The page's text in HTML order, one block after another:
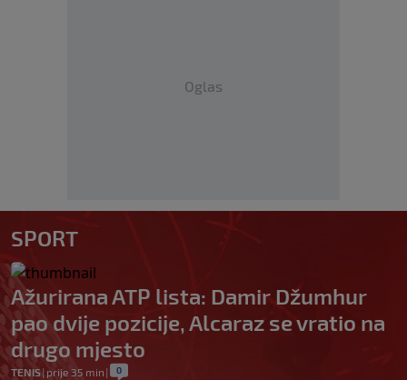
Oglas
SPORT
Ažurirana ATP lista: Damir Džumhur
pao dvije pozicije, Alcaraz se vratio na
drugo mjesto
TENIS| prije 35 min | 0